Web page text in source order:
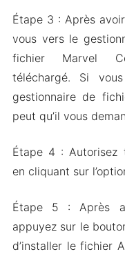
Étape 3 : Après
vous vers le
fichier Marvel
téléchargé. Si
gestionnaire de
peut qu’il vous
Étape 4 : Autorisez
en cliquant sur
Étape 5 : Après
appuyez sur le
d’installer le fichier